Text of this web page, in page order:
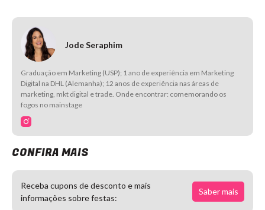
Jode Seraphim
Graduação em Marketing (USP); 1 ano de experiência em Marketing
Digital na DHL (Alemanha); 12 anos de experiência nas áreas de
marketing, mkt digital e trade. Onde encontrar: comemorando os
fogos no mainstage
CONFIRA MAIS
Receba cupons de desconto e mais
informações sobre festas:
Saber mais